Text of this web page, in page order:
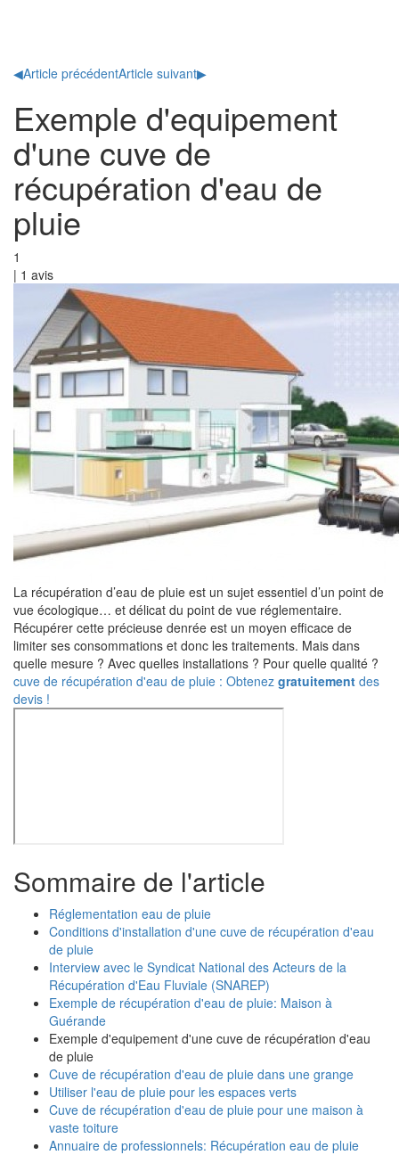
◀Article précédentArticle suivant▶
Exemple d'equipement
d'une cuve de
récupération d'eau de
pluie
1
| 1 avis
La récupération d’eau de pluie est un sujet essentiel d’un point de
vue écologique… et délicat du point de vue réglementaire.
Récupérer cette précieuse denrée est un moyen efficace de
limiter ses consommations et donc les traitements. Mais dans
quelle mesure ? Avec quelles installations ? Pour quelle qualité ?
cuve de récupération d'eau de pluie : Obtenez gratuitement des
devis !
Sommaire de l'article
Réglementation eau de pluie
Conditions d'installation d'une cuve de récupération d'eau
de pluie
Interview avec le Syndicat National des Acteurs de la
Récupération d'Eau Fluviale (SNAREP)
Exemple de récupération d'eau de pluie: Maison à
Guérande
Exemple d'equipement d'une cuve de récupération d'eau
de pluie
Cuve de récupération d'eau de pluie dans une grange
Utiliser l'eau de pluie pour les espaces verts
Cuve de récupération d'eau de pluie pour une maison à
vaste toiture
Annuaire de professionnels: Récupération eau de pluie